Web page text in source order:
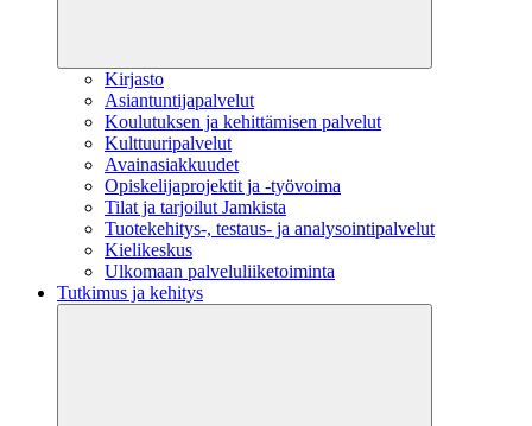
Kirjasto
Asiantuntijapalvelut
Koulutuksen ja kehittämisen palvelut
Kulttuuripalvelut
Avainasiakkuudet
Opiskelijaprojektit​ ja -työvoima
Tilat ja tarjoilut Jamkista
Tuotekehitys-, testaus- ja analysointipalvelut
Kielikeskus
Ulkomaan palveluliiketoiminta
Tutkimus ja kehitys